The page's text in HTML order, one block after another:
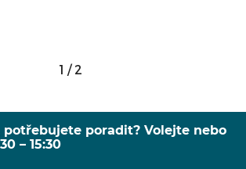
1 /2
potřebujete poradit? Volejte nebo
– 15:30